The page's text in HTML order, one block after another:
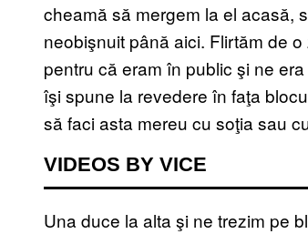
cheamă să mergem la el acasă,
neobişnuit până aici. Flirtăm de
pentru că eram în public şi ne
îşi spune la revedere în faţa
să faci asta mereu cu soţia sau
VIDEOS BY VICE
Una duce la alta şi ne trezim pe